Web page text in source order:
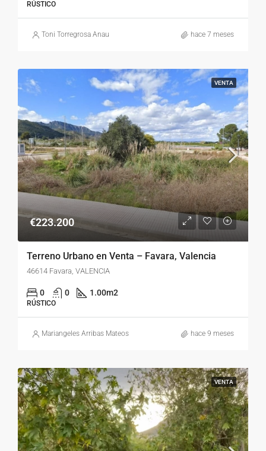
RÚSTICO
Toni Torregrosa Anau hace 7 meses
VENTA
€223.200
Terreno Urbano en Venta – Favara, Valencia
46614 Favara, VALENCIA
0 0 1.00m2
RÚSTICO
Mariangeles Arribas Mateos hace 9 meses
VENTA